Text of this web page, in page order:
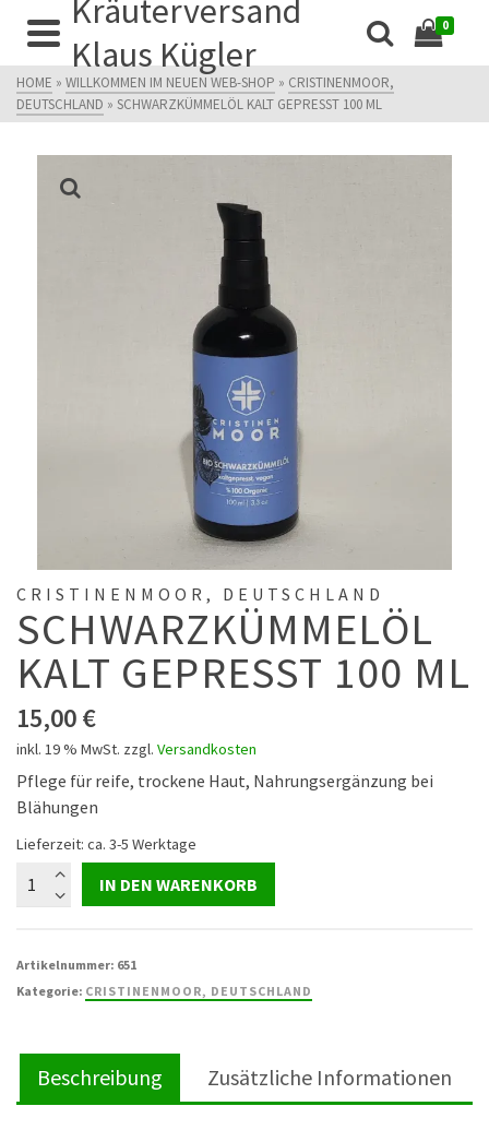
Kräuterversand
Klaus Kügler
0
HOME » WILLKOMMEN IM NEUEN WEB-SHOP » CRISTINENMOOR,
DEUTSCHLAND » SCHWARZKÜMMELÖL KALT GEPRESST 100 ML
CRISTINENMOOR, DEUTSCHLAND
SCHWARZKÜMMELÖL
KALT GEPRESST 100 ML
15,00€
inkl. 19 % MwSt. zzgl. Versandkosten
Pflege für reife, trockene Haut, Nahrungsergänzung bei
Blähungen
Lieferzeit: ca. 3-5 Werktage
SchwarzkümmelölIN DEN WARENKORB
Artikelnummer: 651
Kategorie: CRISTINENMOOR, DEUTSCHLAND
Beschreibung Zusätzliche Informationen